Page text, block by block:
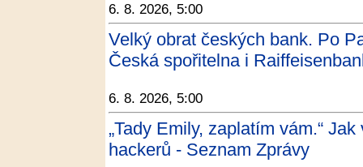
6. 8. 2026, 5:00
Velký obrat českých bank. Po
Česká spořitelna i
6. 8. 2026, 5:00
„Tady Emily, zaplatím vám.“
hackerů - Seznam Zprávy